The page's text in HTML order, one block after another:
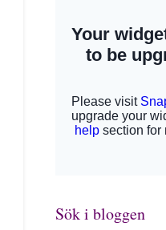
Sök i bloggen